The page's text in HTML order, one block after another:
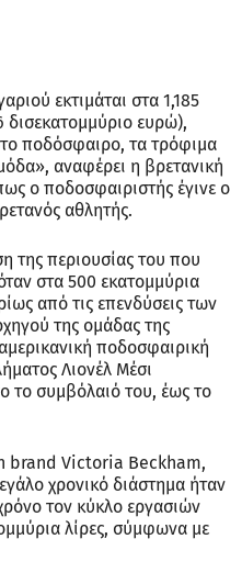
εκτιμάται στα 1,185
δισεκατομμύριο ευρώ),
ποδόσφαιρο, τα τρόφιμα
αναφέρει η βρετανική
ο ποδοσφαιριστής έγινε ο
αθλητής.
της περιουσίας του που
στα 500 εκατομμύρια
από τις επενδύσεις των
της ομάδας της
ποδοσφαιρική
Λιονέλ Μέσι
το συμβόλαιό του, έως το
brand Victoria Beckham,
χρονικό διάστημα ήταν
τον κύκλο εργασιών
λίρες, σύμφωνα με